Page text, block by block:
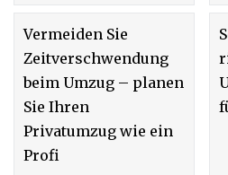
Vermeiden Sie
Zeitverschwendung
beim Umzug – planen
Sie Ihren
Privatumzug wie ein
Profi